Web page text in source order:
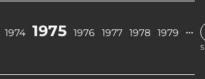
1974 1975 1976 1977 1978 1979 …